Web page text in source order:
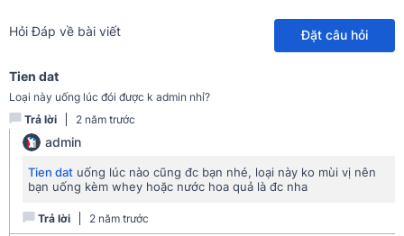
Hỏi Đáp về bài viết Đặt câu hỏi
Tien dat
Loại này uống lúc đói được k admin nhỉ?
Trả lời
2 năm trước
admin
Tien dat uống lúc nào cũng đc bạn nhé, loại này ko mùi vị nên
bạn uống kèm whey hoặc nước hoa quả là đc nha
Trả lời 2 năm trước